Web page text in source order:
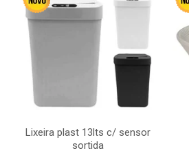
Lixeira plast 13lts c/ sensor
sortida